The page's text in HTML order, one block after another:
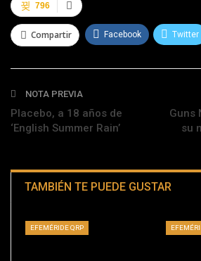
796
Compartir Facebook Twitter
NOTA PREVIA
Placebo, a 18 años de
‘English Summer Rain’
Guns
su
TAMBIÉN TE PUEDE GUSTAR
EFEMÉRIDE QRP